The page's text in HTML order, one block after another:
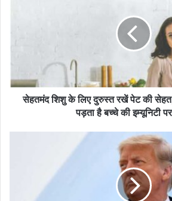
सेहतमंद शिशु के लिए दुरुस्त रखें पेट की
पड़ता है बच्चे की इम्यूनिटी